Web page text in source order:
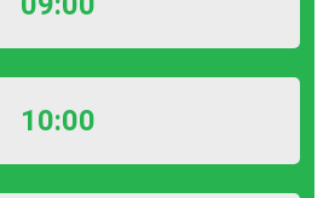
10:00